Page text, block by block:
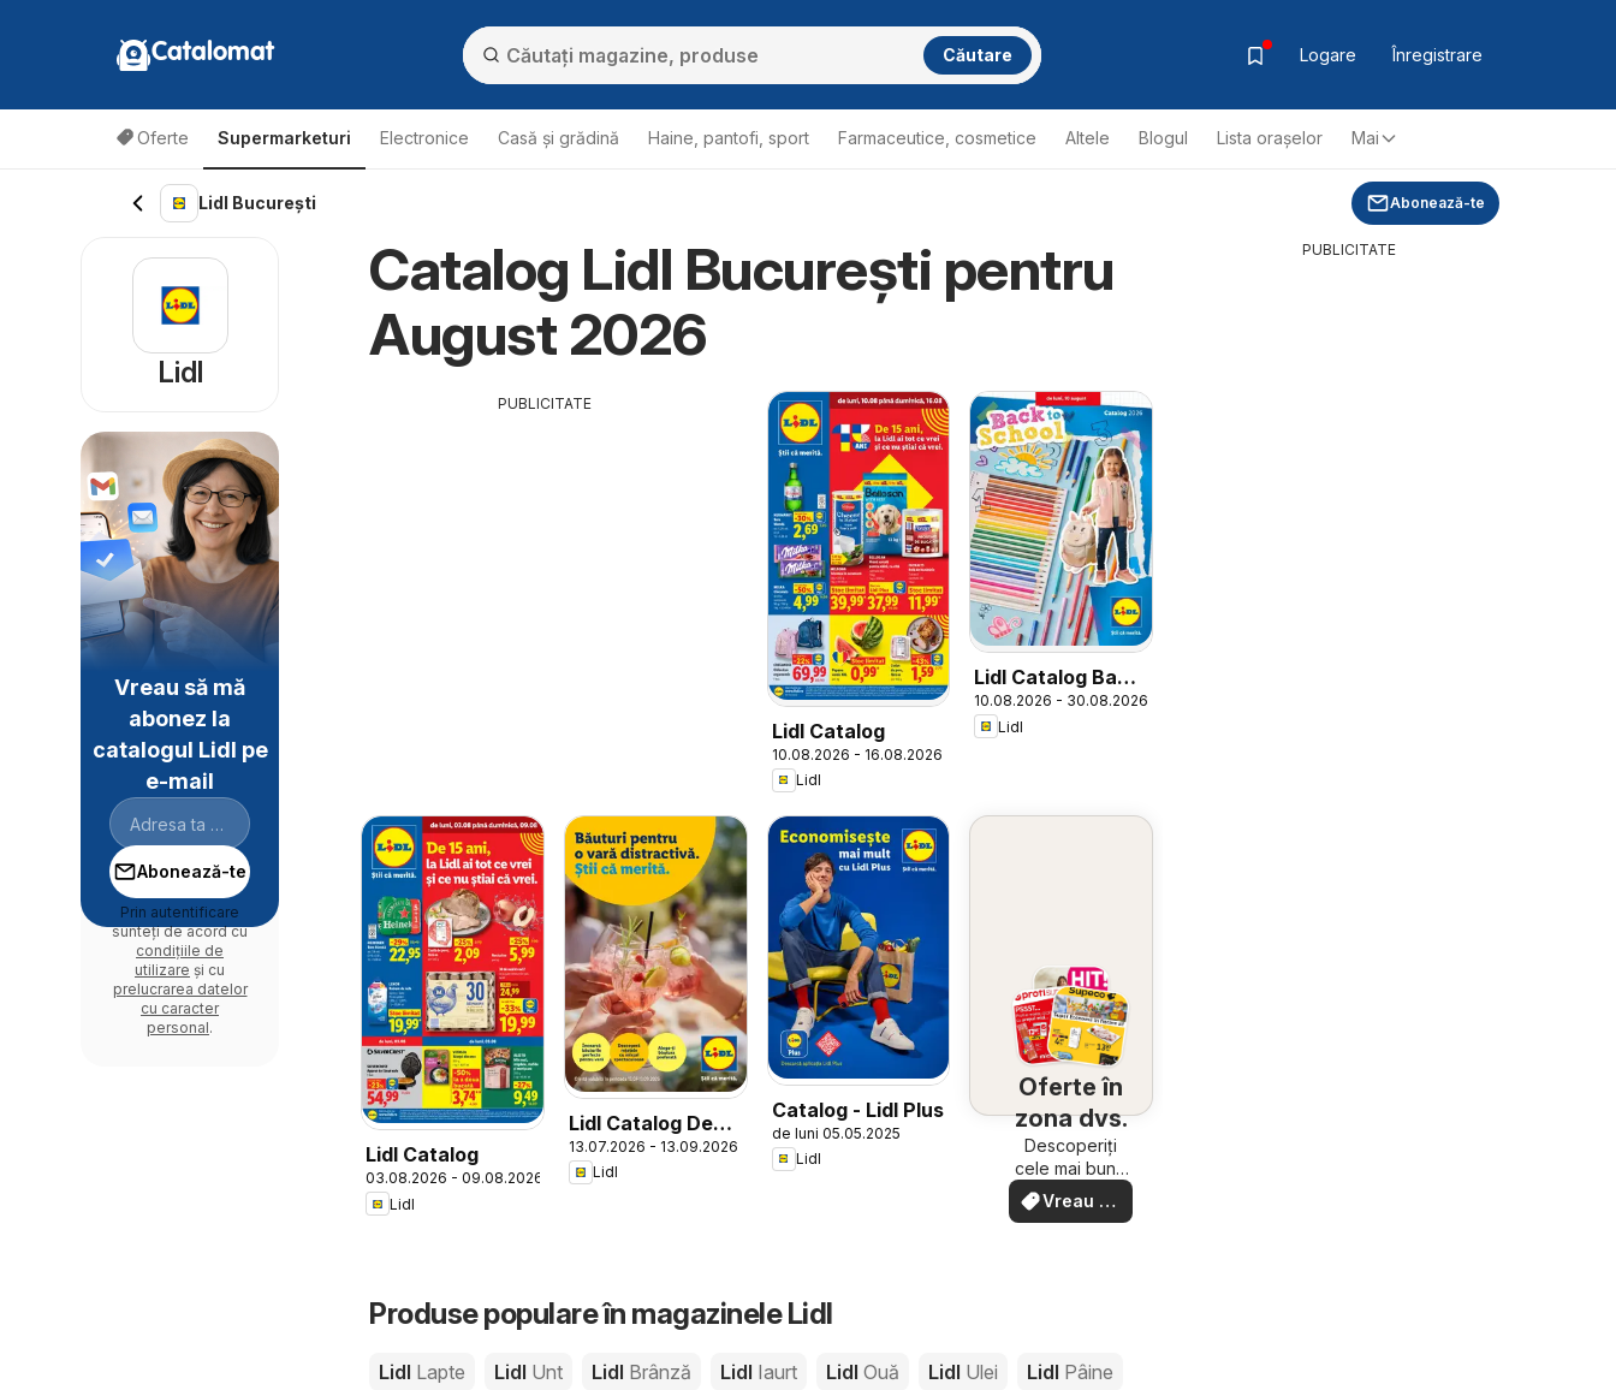
Catalomat Căutare Logare Înregistrare
Oferte Supermarketuri Electronice Casă și grădină Haine, pantofi, sport Farmaceutice, cosmetice Altele Blogul Lista oraşelor Mai
Lidl București Abonează-te
Catalog Lidl București pentru
August 2026
PUBLICITATE
Lidl Catalog
10.08.2026 - 16.08.2026
Lidl
Lidl Catalog Back
to School
10.08.2026 - 30.08.2026
Lidl
Lidl Catalog
03.08.2026 - 09.08.2026
Lidl
Lidl Catalog De
cocktailuri
13.07.2026 - 13.09.2026
Lidl
Catalog - Lidl Plus
de luni 05.05.2025
Lidl
Oferte în
zona dvs.
Descoperiți
cele mai bune
oferte din
apropiere –
Vreau să
văd
Produse populare în magazinele Lidl
Lidl Lapte Lidl Unt Lidl Brânză Lidl Iaurt Lidl Ouă Lidl Ulei Lidl Pâine
Lidl
Vreau să mă
abonez la
catalogul Lidl pe
e-mail
Abonează-te
Prin autentificare
sunteți de acord cu
condițiile de
utilizare și cu
prelucrarea datelor
cu caracter
personal.
PUBLICITATE